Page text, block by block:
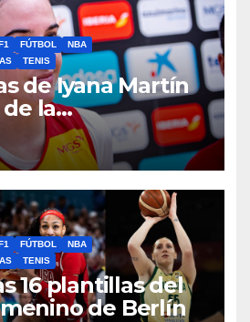
F1 FÚTBOL
NBA
TENIS
de Iyana Martín
la
de España
FÚTBOL
NBA
TENIS
16 plantillas del
de Berlín